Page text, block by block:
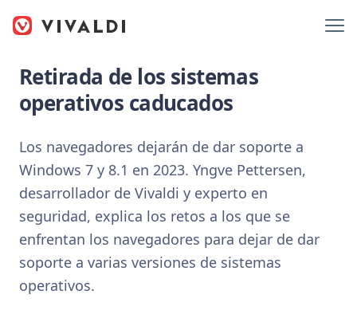
Retirada de los sistemas
operativos caducados
Los navegadores dejarán de dar soporte a
Windows 7 y 8.1 en 2023. Yngve Pettersen,
desarrollador de Vivaldi y experto en
seguridad, explica los retos a los que se
enfrentan los navegadores para dejar de dar
soporte a varias versiones de sistemas
operativos.